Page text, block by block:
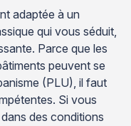
adaptée à un
qui vous séduit,
Parce que les
peuvent se
(PLU), il faut
Si vous
des conditions